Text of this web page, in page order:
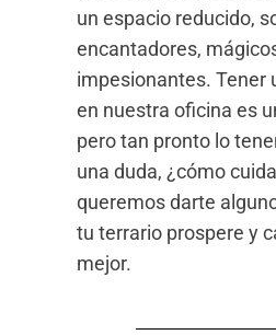
un espacio reducido,
encantadores,
impesionantes. Tener
en nuestra oficina es
pero tan pronto lo
una duda, ¿cómo
queremos darte
tu terrario prospere y
mejor.